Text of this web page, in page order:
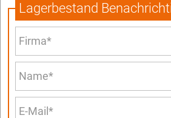
Lagerbestand